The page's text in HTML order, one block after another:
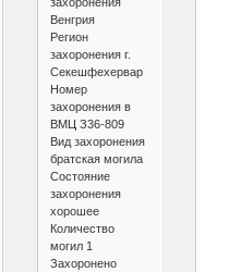
Венгрия
Регион
захоронения г.
Секешфехервар
Номер
захоронения в
ВМЦ З36-809
Вид захоронения
братская могила
Состояние
захоронения
хорошее
Количество
могил 1
Захоронено